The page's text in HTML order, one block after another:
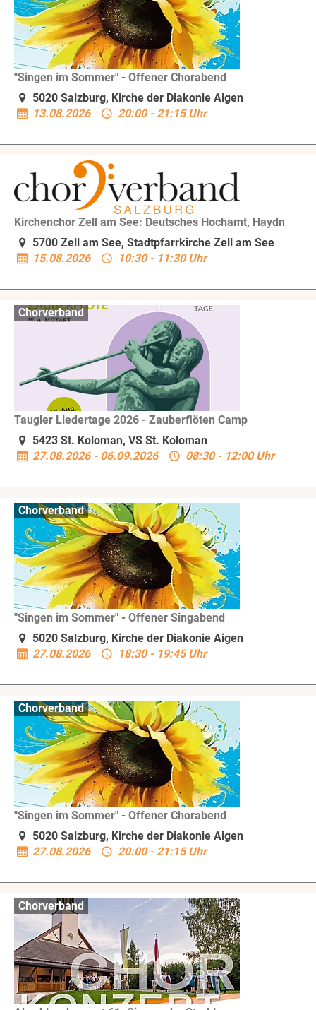
"Singen im Sommer" - Offener Chorabend
5020 Salzburg, Kirche der Diakonie Aigen
13.08.2026
20:00 - 21:15 Uhr
Kirchenchor Zell am See: Deutsches Hochamt, Haydn
5700 Zell am See, Stadtpfarrkirche Zell am See
15.08.2026
10:30 - 11:30 Uhr
Chorverband
Taugler Liedertage 2026 - Zauberflöten Camp
5423 St. Koloman, VS St. Koloman
27.08.2026 - 06.09.2026
08:30 - 12:00 Uhr
Chorverband
"Singen im Sommer" - Offener Singabend
5020 Salzburg, Kirche der Diakonie Aigen
27.08.2026
18:30 - 19:45 Uhr
Chorverband
"Singen im Sommer" - Offener Chorabend
5020 Salzburg, Kirche der Diakonie Aigen
27.08.2026
20:00 - 21:15 Uhr
Chorverband